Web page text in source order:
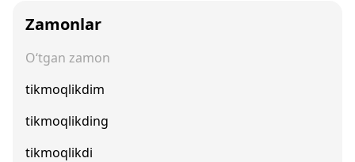
Zamonlar
O‘tgan zamon
tikmoqlikdim
tikmoqlikding
tikmoqlikdi